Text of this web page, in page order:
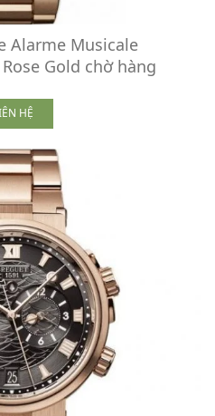
Alarme Musicale
Gold chờ hàng
HỆ